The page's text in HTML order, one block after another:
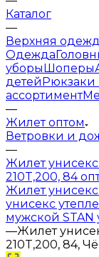
Каталог
—
Верхняя
Одежда
уборыШоперы
детейРюкзаки
ассортимент
—
Жилет оптом
Ветровки и
—
Жилет
210T,200, 84
Жилет унисекс
унисекс
мужской STAN
—Жилет
210T,200, 84,